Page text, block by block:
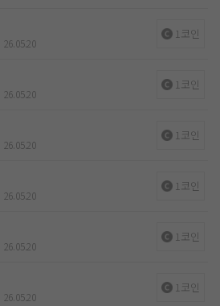
26.05.20
1코인
26.05.20
1코인
26.05.20
1코인
26.05.20
1코인
26.05.20
1코인
26.05.20
1코인